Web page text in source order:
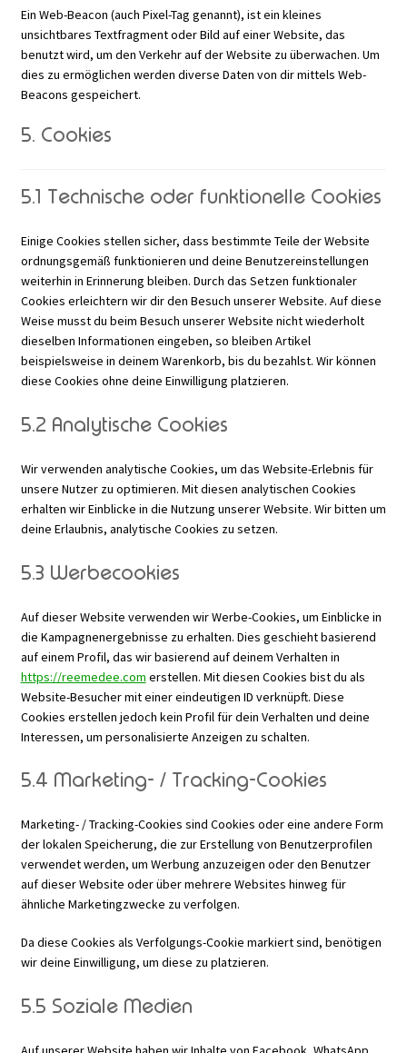
Ein Web-Beacon (auch Pixel-Tag genannt), ist ein kleines
unsichtbares Textfragment oder Bild auf einer Website, das
benutzt wird, um den Verkehr auf der Website zu überwachen. Um
dies zu ermöglichen werden diverse Daten von dir mittels Web-
Beacons gespeichert.
5. Cookies
5.1 Technische oder funktionelle Cookies
Einige Cookies stellen sicher, dass bestimmte Teile der Website
ordnungsgemäß funktionieren und deine Benutzereinstellungen
weiterhin in Erinnerung bleiben. Durch das Setzen funktionaler
Cookies erleichtern wir dir den Besuch unserer Website. Auf diese
Weise musst du beim Besuch unserer Website nicht wiederholt
dieselben Informationen eingeben, so bleiben Artikel
beispielsweise in deinem Warenkorb, bis du bezahlst. Wir können
diese Cookies ohne deine Einwilligung platzieren.
5.2 Analytische Cookies
Wir verwenden analytische Cookies, um das Website-Erlebnis für
unsere Nutzer zu optimieren. Mit diesen analytischen Cookies
erhalten wir Einblicke in die Nutzung unserer Website. Wir bitten um
deine Erlaubnis, analytische Cookies zu setzen.
5.3 Werbecookies
Auf dieser Website verwenden wir Werbe-Cookies, um Einblicke in
die Kampagnenergebnisse zu erhalten. Dies geschieht basierend
auf einem Profil, das wir basierend auf deinem Verhalten in
https://reemedee.com erstellen. Mit diesen Cookies bist du als
Website-Besucher mit einer eindeutigen ID verknüpft. Diese
Cookies erstellen jedoch kein Profil für dein Verhalten und deine
Interessen, um personalisierte Anzeigen zu schalten.
5.4 Marketing- / Tracking-Cookies
Marketing- / Tracking-Cookies sind Cookies oder eine andere Form
der lokalen Speicherung, die zur Erstellung von Benutzerprofilen
verwendet werden, um Werbung anzuzeigen oder den Benutzer
auf dieser Website oder über mehrere Websites hinweg für
ähnliche Marketingzwecke zu verfolgen.
Da diese Cookies als Verfolgungs-Cookie markiert sind, benötigen
wir deine Einwilligung, um diese zu platzieren.
5.5 Soziale Medien